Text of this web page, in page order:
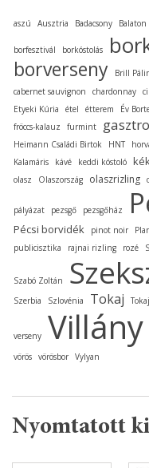
aszú Ausztria Badacsony Balaton
borfesztivál borkóstolás
borverseny Brill
cabernet sauvignon chardonnay
Etyeki Kúria
étel étterem Év
fröccs-kalauz
furmint
Heimann Családi Birtok
HNT
Kalamáris kávé keddi kóstoló
olasz
Olaszország olaszrizling
pályázat pezsgő pezsgőház
Pécsi borvidék pinot noir
publicisztika
rajnai rizling rozé
Szabó Zoltán
Szerbia Szlovénia Tokaj
verseny Villány
vörös vörösbor Vylyan
Nyomtatott